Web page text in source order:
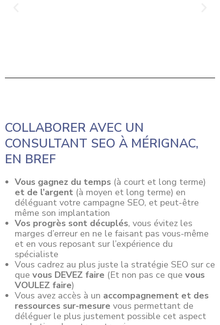
COLLABORER AVEC UN
CONSULTANT SEO À MÉRIGNAC,
EN BREF
Vous gagnez du temps (à court et long terme)
et de l’argent (à moyen et long terme) en
déléguant votre campagne SEO, et peut-être
même son implantation
Vos progrès sont décuplés, vous évitez les
marges d’erreur en ne le faisant pas vous-même
et en vous reposant sur l’expérience du
spécialiste
Vous cadrez au plus juste la stratégie SEO sur ce
que vous DEVEZ faire (Et non pas ce que vous
VOULEZ faire)
Vous avez accès à un accompagnement et des
ressources sur-mesure vous permettant de
déléguer le plus justement possible cet aspect